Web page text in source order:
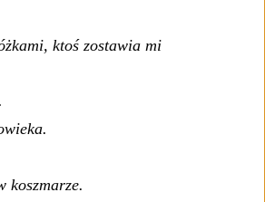
ktoś zostawia mi
koszmarze.